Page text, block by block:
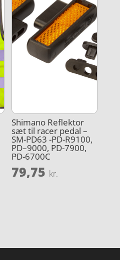
Shimano Reflektor
sæt til racer pedal –
SM-PD63 -PD-R9100,
PD–9000, PD-7900,
PD-6700C
79,75 kr.